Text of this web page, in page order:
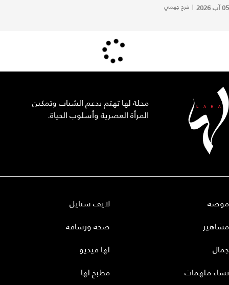
05 آب 2026 | فرح جهمي
مجلة لها تهتم بدعم الشباب وتمكين
المرأة العصرية وأسلوب الحياة.
موضة
مشاهير
جمال
نساء ملهمات
لايف ستايل
صحة ورشاقة
لها فيديو
مطبخ لها